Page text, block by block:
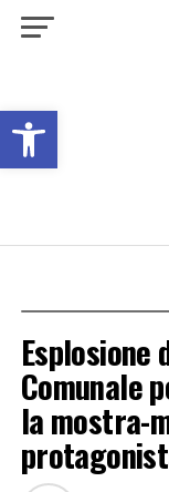
Open
Comunale
la mostra-